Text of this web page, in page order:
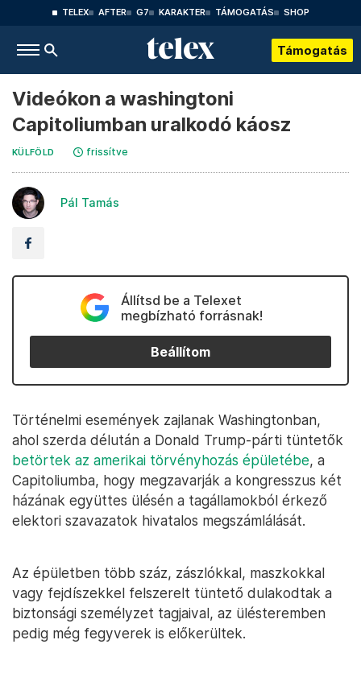
TELEX AFTER G7 KARAKTER TÁMOGATÁS SHOP
Támogatás
Videókon a washingtoni
Capitoliumban uralkodó káosz
KÜLFÖLD frissítve
Pál Tamás
Állítsd be a Telexet
megbízható forrásnak!
Beállítom
Történelmi események zajlanak Washingtonban,
ahol szerda délután a Donald Trump-párti tüntetők
betörtek az amerikai törvényhozás épületébe, a
Capitoliumba, hogy megzavarják a kongresszus két
házának együttes ülésén a tagállamokból érkező
elektori szavazatok hivatalos megszámlálását.
Az épületben több száz, zászlókkal, maszkokkal
vagy fejdíszekkel felszerelt tüntető dulakodtak a
biztonsági személyzet tagjaival, az ülésteremben
pedig még fegyverek is előkerültek.